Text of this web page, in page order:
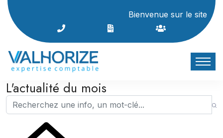
Bienvenue sur le site
L'actualité du mois